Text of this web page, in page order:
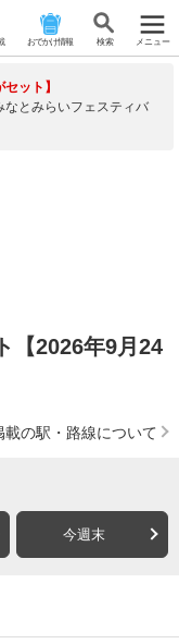
おでかけ情報 検 索 メニュー
ット】
とみらいフェスティバ
【2026年9月24
の駅・路線について
今週末